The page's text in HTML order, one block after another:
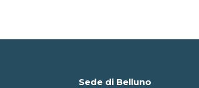
Sede di Belluno